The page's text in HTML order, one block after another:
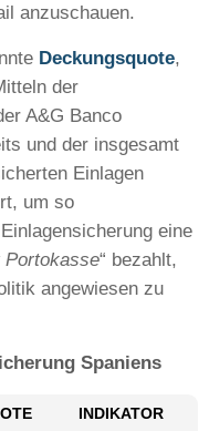
anzuschauen.
Deckungsquote,
der
A&G Banco
und der insgesamt
Einlagen
um so
eine
Portokasse“ bezahlt,
angewiesen zu
Spaniens
INDIKATOR